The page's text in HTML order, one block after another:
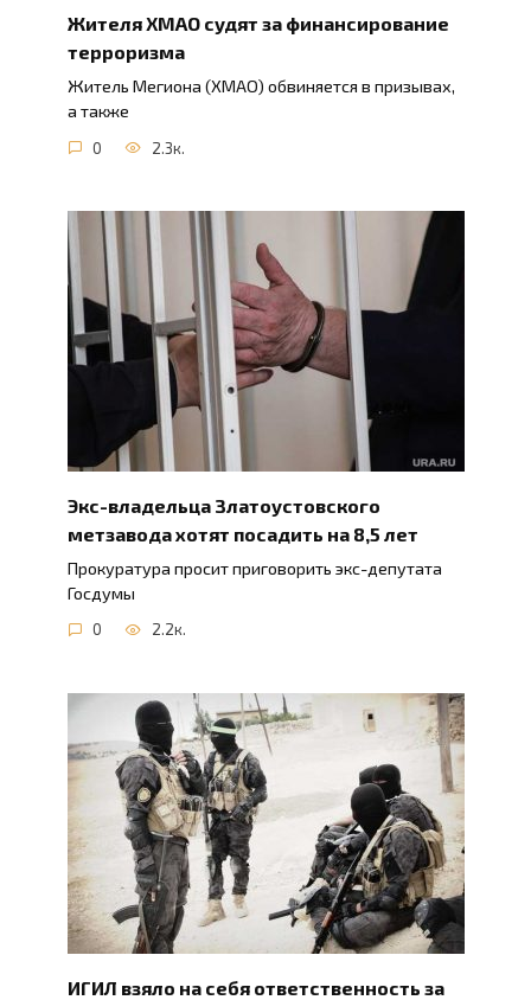
Жителя ХМАО судят за финансирование
терроризма
Житель Мегиона (ХМАО) обвиняется в призывах,
а также
0 2.3к.
Экс-владельца Златоустовского
метзавода хотят посадить на 8,5 лет
Прокуратура просит приговорить экс-депутата
Госдумы
0 2.2к.
ИГИЛ взяло на себя ответственность за